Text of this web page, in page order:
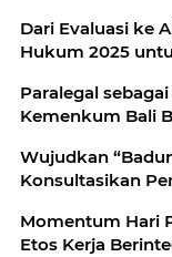
Dari Evaluasi ke
Hukum 2025
Paralegal
Kemenkum Bali
Wujudkan
Konsultasikan
Momentum Hari
Etos Kerja